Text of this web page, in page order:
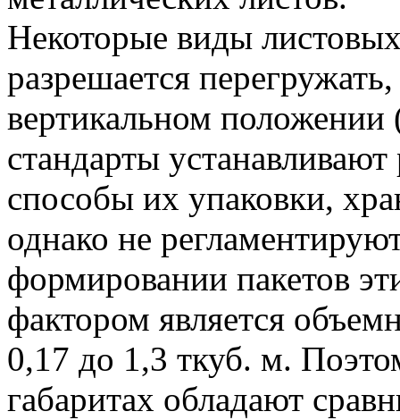
Некоторые виды
разрешается
вертикальном
стандарты
способы их упаковки,
однако не
формировании пакетов
фактором является
0,17 до 1,3 ткуб. м.
габаритах обладают